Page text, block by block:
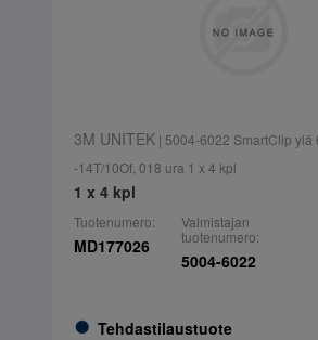
3M UNITEK| 5004-6022 SmartClip ylä
-14T/10Of, 018 ura 1 x 4 kpl
1 x 4 kpl
Tuotenumero:
MD177026
Tehdastilaustuote
Valmistajan
tuotenumero:
5004-6022